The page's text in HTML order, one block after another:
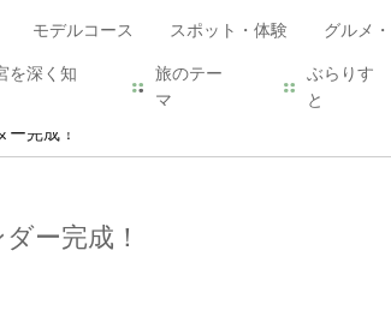
モデルコース スポット・体験 グルメ
を深く知
旅のテー
マ
ぶらりす
と
完成！
ー完成！